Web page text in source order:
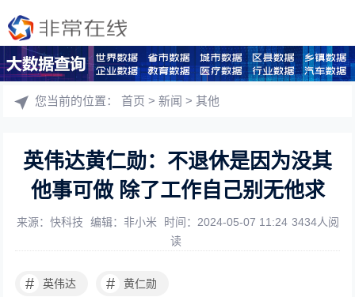
您当前的位置：首页 >新闻 >其他
英伟达黄仁勋：不退休是因为没其
他事可做 除了工作自己别无他求
来源：快科技 编辑：非小米 时间：2024-05-07 11:24 3434人阅
读
# 英伟达 # 黄仁勋